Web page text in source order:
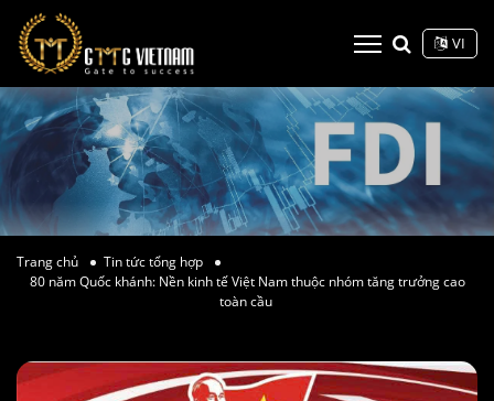
VI
Trang chủ
Tin tức tổng hợp
80 năm Quốc khánh: Nền kinh tế Việt Nam thuộc nhóm tăng trưởng cao
toàn cầu